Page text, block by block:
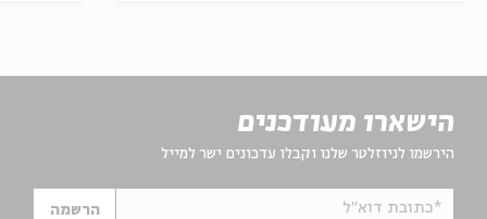
הישארו מעודכנים
הירשמו לניוזלטר שלנו וקבלו עדכונים ישר למייל
*כתובת דוא"ל הרשמה